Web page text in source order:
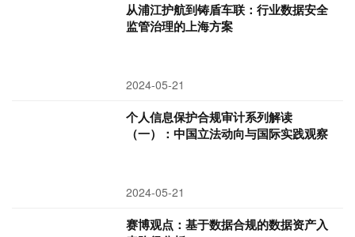
从浦江护航到铸盾车联：行业数据安全
监管治理的上海方案
2024-05-21
个人信息保护合规审计系列解读
（一）：中国立法动向与国际实践观察
2024-05-21
赛博观点：基于数据合规的数据资产入